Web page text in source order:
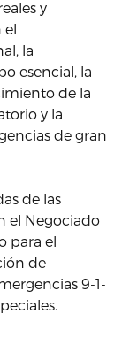
y
el
la
esencial, la
de la
y la
de gran
de las
el Negociado
para el
de
9-1-